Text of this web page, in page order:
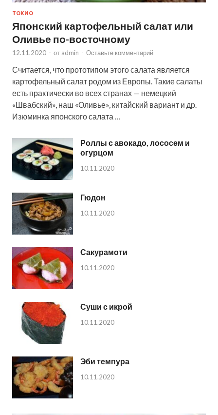
ТОКИО
Японский картофельный салат или
Оливье по-восточному
12.11.2020 - от admin - Оставьте комментарий
Считается, что прототипом этого салата является
картофельный салат родом из Европы. Такие салаты
есть практически во всех странах — немецкий
«Швабский», наш «Оливье», китайский вариант и др.
Изюминка японского салата …
Роллы с авокадо, лососем и
огурцом
10.11.2020
Гюдон
10.11.2020
Сакурамоти
10.11.2020
Суши с икрой
10.11.2020
Эби темпура
10.11.2020